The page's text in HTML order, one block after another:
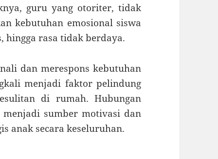
guru yang otoriter, tidak
kebutuhan emosional siswa
hingga rasa tidak berdaya.
dan merespons kebutuhan
menjadi faktor pelindung
di rumah. Hubungan
sumber motivasi dan
anak secara keseluruhan.